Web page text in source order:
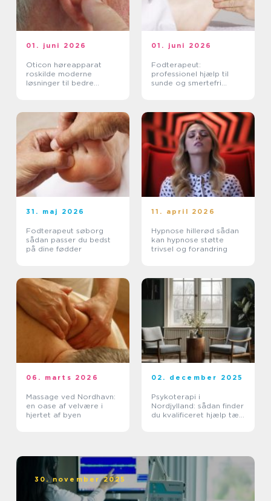
01. juni 2026
Oticon høreapparat
roskilde moderne
løsninger til bedre
01. juni 2026
Fodterapeut:
professionel hjælp til
sunde og smertefri
31. maj 2026
Fodterapeut søborg
sådan passer du bedst
på dine fødder
11. april 2026
Hypnose hillerød sådan
kan hypnose støtte
trivsel og forandring
06. marts 2026
Massage ved Nordhavn:
en oase af velvære i
hjertet af byen
02. december 2025
Psykoterapi i
Nordjylland: sådan finder
du kvalificeret hjælp tæt
30. november 2025